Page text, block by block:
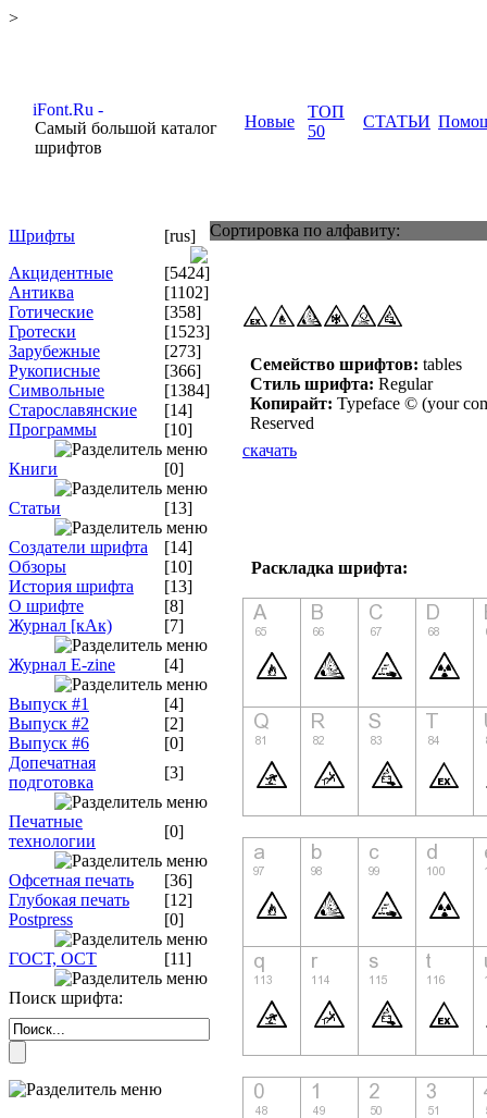
>
Самый большой каталог
шрифтов
Новые
ТОП
50
СТАТЬИ
Шрифты
[rus]
Акцидентные
[5424]
Антиква
[1102]
Готические
[358]
Гротески
[1523]
Зарубежные
[273]
Рукописные
[366]
Символьные
[1384]
Старославянские
[14]
Программы
[10]
Книги [0]
Статьи [13]
Создатели шрифта
[14]
Обзоры
[10]
История шрифта
[13]
О шрифте
[8]
Журнал [кАк)
[7]
Журнал E-zine [4]
Выпуск #1
[4]
Выпуск #2
[2]
Выпуск #6
[0]
Допечатная
подготовка
[3]
Печатные
технологии
[0]
Офсетная печать
[36]
Глубокая печать
[12]
Postpress
[0]
ГОСТ, ОСТ [11]
Поиск шрифта:
Сортировка по алфавиту:
Семейство шрифтов: tables
Стиль шрифта: Regular
Копирайт: Typeface © (your
Reserved
скачать
Раскладка шрифта: